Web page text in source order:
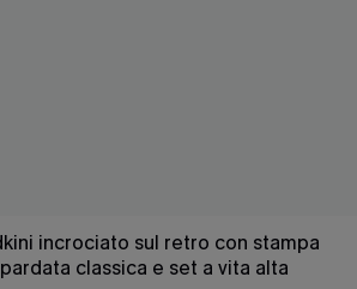
incrociato sul retro con stampa
classica e set a vita alta